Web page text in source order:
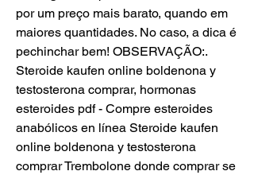
por um preço mais barato, quando em
maiores quantidades. No caso, a dica é
pechinchar bem! OBSERVAÇÃO:.
Steroide kaufen online boldenona y
testosterona comprar, hormonas
esteroides pdf - Compre esteroides
anabólicos en línea Steroide kaufen
online boldenona y testosterona
comprar Trembolone donde comprar se